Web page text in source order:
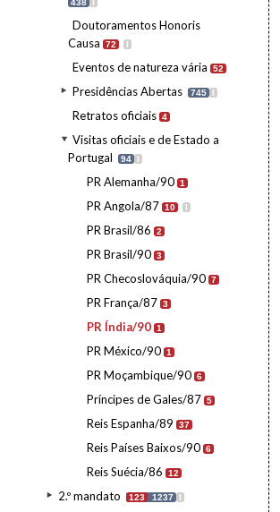
438 I
Doutoramentos Honoris
Causa
72 I
Eventos de natureza vária 52
Presidências Abertas 745 I
Retratos oficiais 4
Visitas oficiais e de Estado a
Portugal
94 I
PR Alemanha/90 1
PR Angola/87 10 I
PR Brasil/86 2
PR Brasil/90 3
PR Checoslováquia/90 7
PR França/87 3
PR Índia/90 1
PR México/90 1
PR Moçambique/90 6
Príncipes de Gales/87 5
Reis Espanha/89 37
Reis Países Baixos/90 6
Reis Suécia/86 12
2.º mandato 123 1237 I